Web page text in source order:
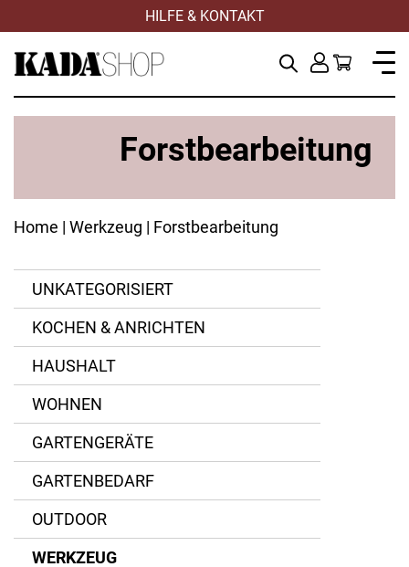
HILFE & KONTAKT
Forstbearbeitung
Home | Werkzeug | Forstbearbeitung
UNKATEGORISIERT
KOCHEN & ANRICHTEN
HAUSHALT
WOHNEN
GARTENGERÄTE
GARTENBEDARF
OUTDOOR
WERKZEUG
Aluminium
ANWENDEN
ANWENDEN
ANWENDEN
ANWENDEN